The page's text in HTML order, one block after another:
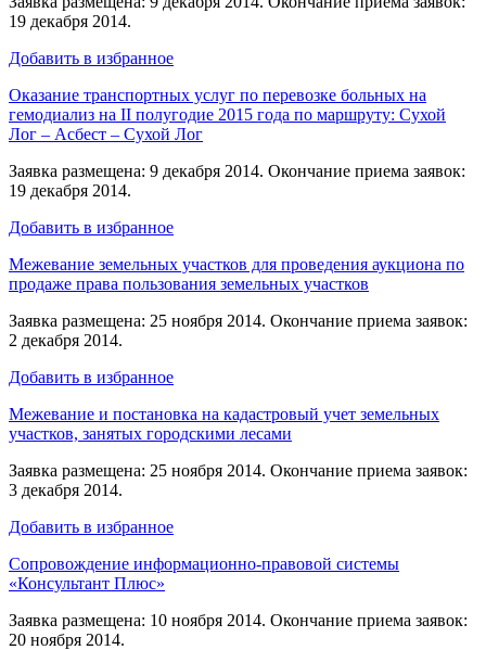
19 декабря 2014.
Добавить в избранное
Оказание транспортных услуг по перевозке больных на
гемодиализ на II полугодие 2015 года по маршруту: Сухой
Лог – Асбест – Сухой Лог
Заявка размещена: 9 декабря 2014. Окончание приема заявок:
19 декабря 2014.
Добавить в избранное
Межевание земельных участков для проведения аукциона по
продаже права пользования земельных участков
Заявка размещена: 25 ноября 2014. Окончание приема заявок:
2 декабря 2014.
Добавить в избранное
Межевание и постановка на кадастровый учет земельных
участков, занятых городскими лесами
Заявка размещена: 25 ноября 2014. Окончание приема заявок:
3 декабря 2014.
Добавить в избранное
Сопровождение информационно-правовой системы
«Консультант Плюс»
Заявка размещена: 10 ноября 2014. Окончание приема заявок:
20 ноября 2014.